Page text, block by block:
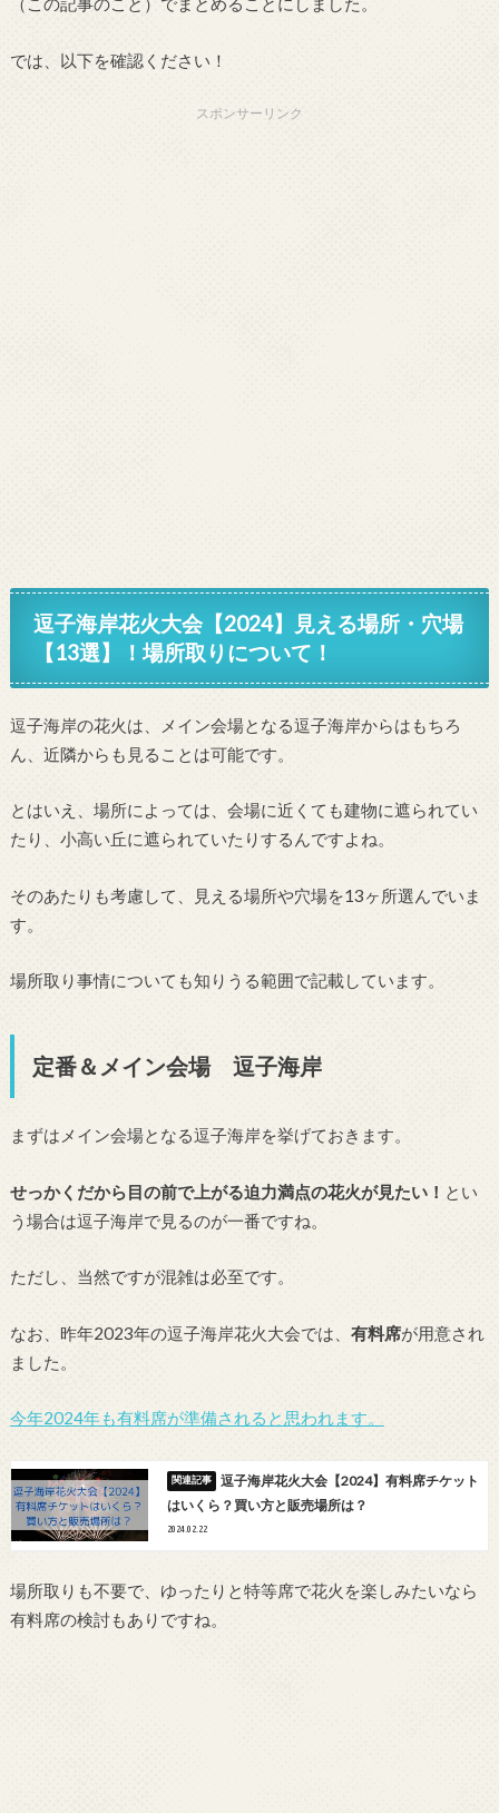
では、以下を確認ください！
スポンサーリンク
逗子海岸花火大会【2024】見える場所・穴場
【13選】！場所取りについて！
逗子海岸の花火は、メイン会場となる逗子海岸からはもちろ
ん、近隣からも見ることは可能です。
とはいえ、場所によっては、会場に近くても建物に遮られてい
たり、小高い丘に遮られていたりするんですよね。
そのあたりも考慮して、見える場所や穴場を13ヶ所選んでいま
す。
場所取り事情についても知りうる範囲で記載しています。
定番＆メイン会場 逗子海岸
まずはメイン会場となる逗子海岸を挙げておきます。
せっかくだから目の前で上がる迫力満点の花火が見たい！ とい
う場合は逗子海岸で見るのが一番ですね。
ただし、当然ですが混雑は必至です。
なお、昨年2023年の逗子海岸花火大会では、 有料席が用意され
ました。
今年2024年も有料席が準備されると思われます。
逗子海岸花火大会【2024】有料席チケット
はいくら？買い方と販売場所は？
2024.02.22
場所取りも不要で、ゆったりと特等席で花火を楽しみたいなら
有料席の検討もありですね。